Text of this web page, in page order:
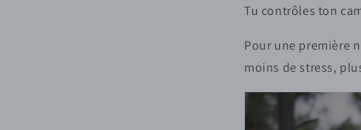
Tu contrôles ton
Pour une première
moins de stress,